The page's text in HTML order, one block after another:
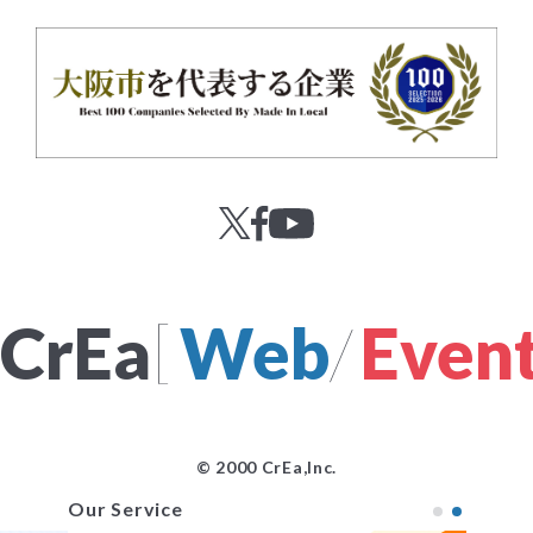
Our Service
CrEa[Web/
© 2000 CrEa,Inc.